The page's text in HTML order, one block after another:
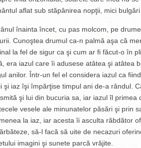
aflat sub stăpânirea nopţii, mici
înainta încet, cu pas molcom, pe
Cunoştea drumul ca-n palmă aşa că
la fel de sigur ca şi cum ar fi făcut-o în
era iazul care îi adusese atâtea şi atâtea
anilor. Într-un fel el considera iazul ca
şi iaz îşi împărţise timpul ani de-a rândul.
şi lui din bucuria sa, iar iazul îl
vesele ale minunatelor păsări şi prin
la iaz, iar acesta îi asculta răbdător
să-l facă să uite de necazuri
imagini şi sunete parcă vrăjite.